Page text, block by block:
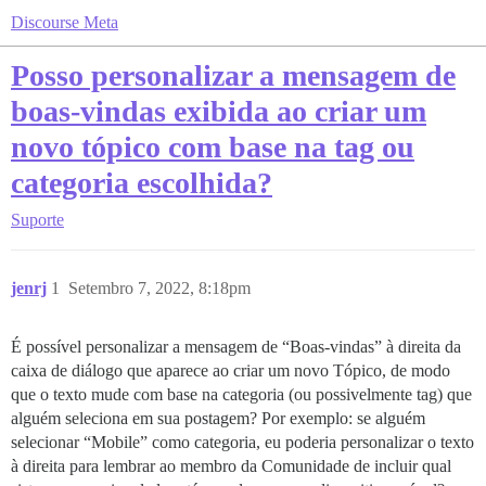
Discourse Meta
Posso personalizar a mensagem de
boas-vindas exibida ao criar um
novo tópico com base na tag ou
categoria escolhida?
Suporte
jenrj Setembro 7, 2022, 8:18pm
1
É possível personalizar a mensagem de “Boas-vindas” à direita da
caixa de diálogo que aparece ao criar um novo Tópico, de modo
que o texto mude com base na categoria (ou possivelmente tag) que
alguém seleciona em sua postagem? Por exemplo: se alguém
selecionar “Mobile” como categoria, eu poderia personalizar o texto
à direita para lembrar ao membro da Comunidade de incluir qual